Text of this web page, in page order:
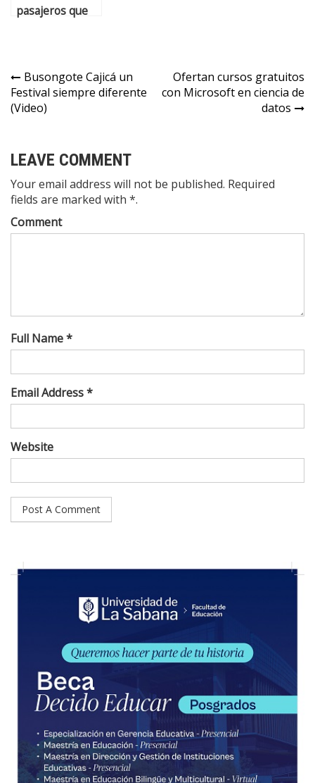
pasajeros que
medio de la
persecución,
cayó uno de los
delincuentes
Busongote Cajicá un
Festival siempre diferente
(Video)
Ofertan cursos gratuitos
con Microsoft en ciencia de
datos
LEAVE COMMENT
Your email address will not be published. Required
fields are marked with *.
Comment
Full Name *
Email Address *
Website